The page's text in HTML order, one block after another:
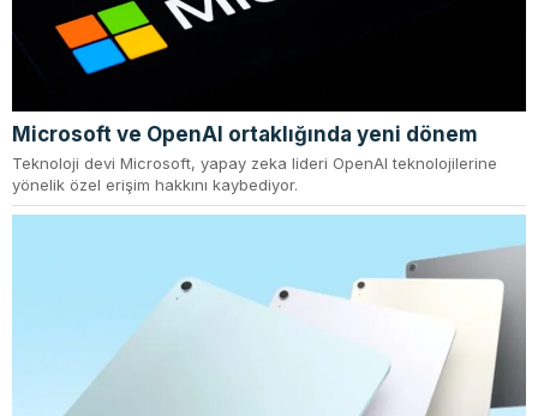
Microsoft ve OpenAI ortaklığında yeni dönem
Teknoloji devi Microsoft, yapay zeka lideri OpenAI teknolojilerine
yönelik özel erişim hakkını kaybediyor.